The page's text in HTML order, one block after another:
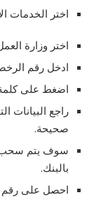
اختر الخدمات
اختر وزارة
ادخل رقم
اضغط على
راجع البيانات
صحيحة.
سوف يتم سحب
بالبنك.
احصل على رقم